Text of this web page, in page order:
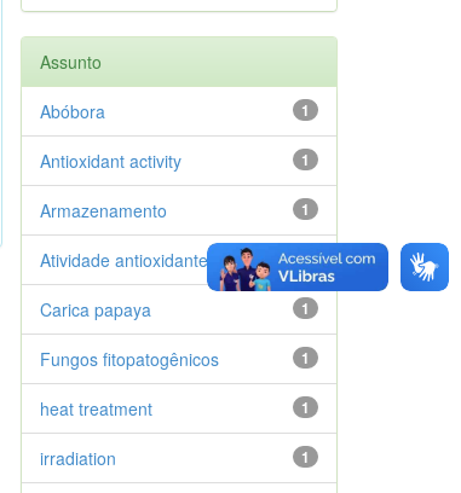
Assunto
1
Abóbora
1
Antioxidant activity
1
Armazenamento
1
Atividade antioxidante
1
Carica papaya
1
Fungos fitopatogênicos
1
heat treatment
1
irradiation